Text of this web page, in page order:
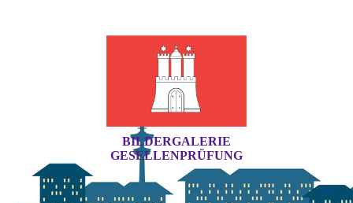
BILDERGALERIE
GESELLENPRÜFUNG